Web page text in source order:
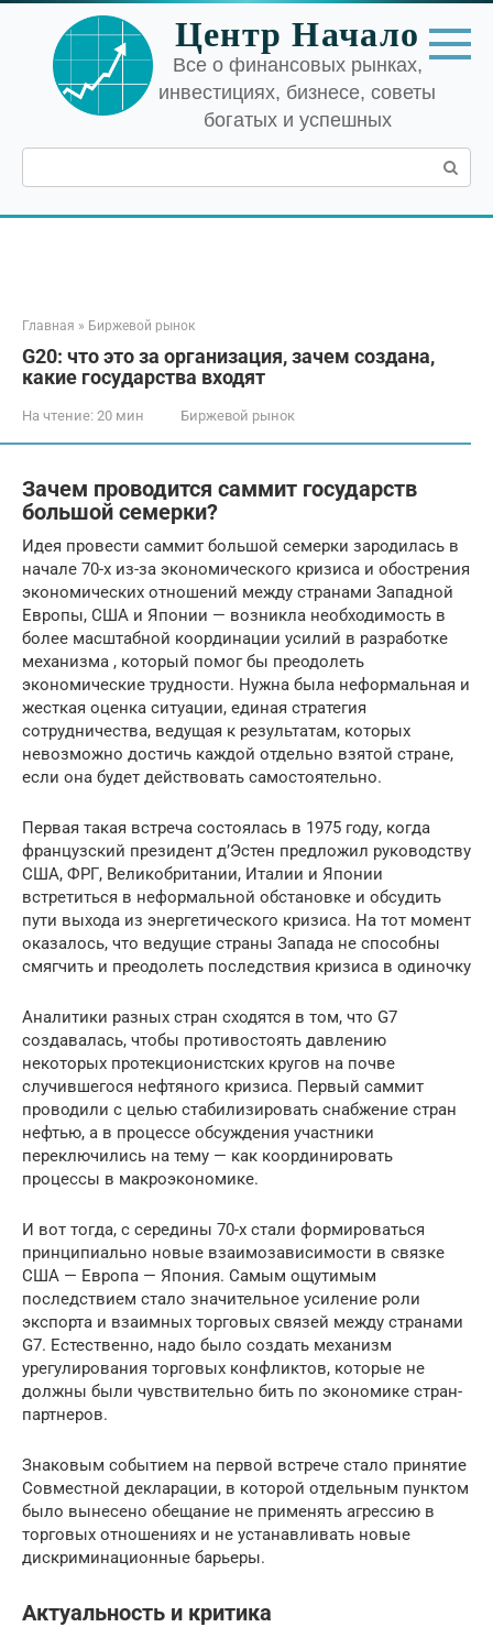
Перейти
контенту
Центр Начало
Все о финансовых рынках,
инвестициях, бизнесе, советы
богатых и успешных
Поиск:
Главная » Биржевой рынок
G20: что это за организация, зачем создана,
какие государства входят
На чтение: 20 мин Биржевой рынок
Зачем проводится саммит государств
большой семерки?
Идея провести саммит большой семерки зародилась в
начале 70-х из-за экономического кризиса и обострения
экономических отношений между странами Западной
Европы, США и Японии — возникла необходимость в
более масштабной координации усилий в разработке
механизма , который помог бы преодолеть
экономические трудности. Нужна была неформальная и
жесткая оценка ситуации, единая стратегия
сотрудничества, ведущая к результатам, которых
невозможно достичь каждой отдельно взятой стране,
если она будет действовать самостоятельно.
Первая такая встреча состоялась в 1975 году, когда
французский президент д’Эстен предложил руководству
США, ФРГ, Великобритании, Италии и Японии
встретиться в неформальной обстановке и обсудить
пути выхода из энергетического кризиса. На тот момент
оказалось, что ведущие страны Запада не способны
смягчить и преодолеть последствия кризиса в одиночку
Аналитики разных стран сходятся в том, что G7
создавалась, чтобы противостоять давлению
некоторых протекционистских кругов на почве
случившегося нефтяного кризиса. Первый саммит
проводили с целью стабилизировать снабжение стран
нефтью, а в процессе обсуждения участники
переключились на тему — как координировать
процессы в макроэкономике.
И вот тогда, с середины 70-х стали формироваться
принципиально новые взаимозависимости в связке
США — Европа — Япония. Самым ощутимым
последствием стало значительное усиление роли
экспорта и взаимных торговых связей между странами
G7. Естественно, надо было создать механизм
урегулирования торговых конфликтов, которые не
должны были чувствительно бить по экономике стран-
партнеров.
Знаковым событием на первой встрече стало принятие
Совместной декларации, в которой отдельным пунктом
было вынесено обещание не применять агрессию в
торговых отношениях и не устанавливать новые
дискриминационные барьеры.
Актуальность и критика